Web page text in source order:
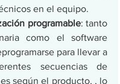
en el equipo.
programable: tanto
como el software
para llevar a
secuencias de
según el producto, , lo